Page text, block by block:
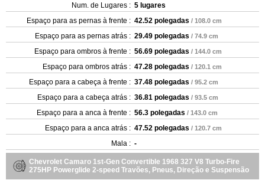
Num. de Lugares : 5 lugares
Espaço para as pernas à frente : 42.52 polegadas / 108.0 cm
Espaço para as pernas atrás : 29.49 polegadas / 74.9 cm
Espaço para ombros à frente : 56.69 polegadas / 144.0 cm
Espaço para ombros atrás : 47.28 polegadas / 120.1 cm
Espaço para a cabeça à frente : 37.48 polegadas / 95.2 cm
Espaço para a cabeça atrás : 36.81 polegadas / 93.5 cm
Espaço para a anca à frente : 56.3 polegadas / 143.0 cm
Espaço para a anca atrás : 47.52 polegadas / 120.7 cm
Mala : -
Chevrolet Camaro 1st-Gen Convertible 1968 327 V8 Turbo-Fire
275HP Powerglide 2-speed Travões, Pneus, Direção e Suspensão